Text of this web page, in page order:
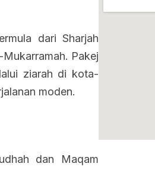
dari Sharjah
Pakej
ziarah di kota-
moden.
dan Maqam